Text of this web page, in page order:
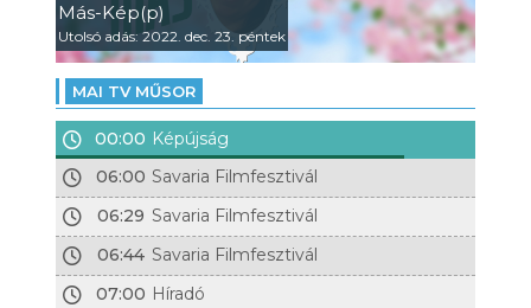
Más-Kép(p)
Utolsó adás: 2022. dec. 23. péntek
MAI TV MŰSOR
00:00 Képújság
06:00 Savaria Filmfesztivál
06:29 Savaria Filmfesztivál
06:44 Savaria Filmfesztivál
07:00 Híradó